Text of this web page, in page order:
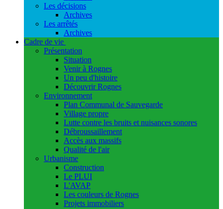
Les décisions
Archives
Les arrêtés
Archives
Cadre de vie
Présentation
Situation
Venir à Rognes
Un peu d'histoire
Découvrir Rognes
Environnement
Plan Communal de Sauvegarde
Village propre
Lutte contre les bruits et nuisances sonores
Débroussaillement
Accès aux massifs
Qualité de l'air
Urbanisme
Construction
Le PLUI
L'AVAP
Les couleurs de Rognes
Projets immobiliers